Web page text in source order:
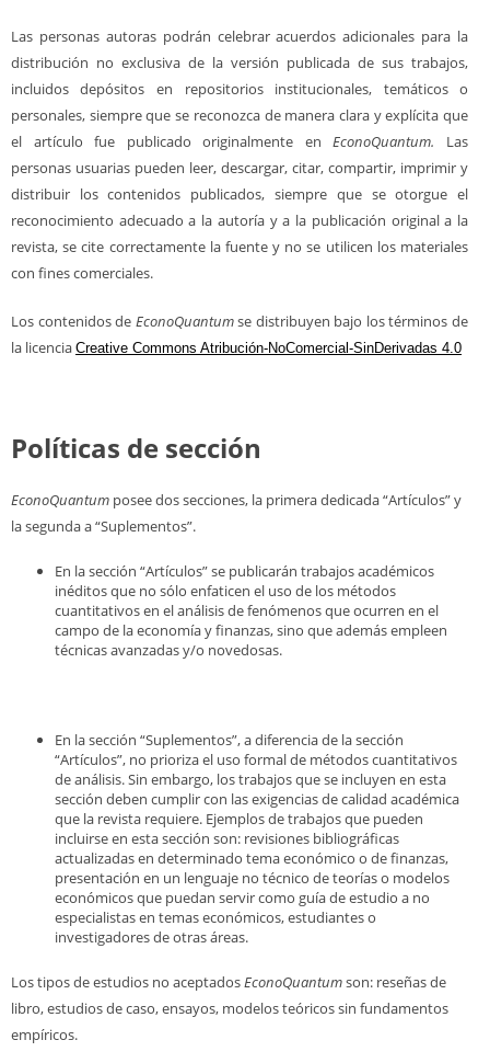
Las personas autoras podrán celebrar acuerdos adicionales para la
distribución no exclusiva de la versión publicada de sus trabajos,
incluidos depósitos en repositorios institucionales, temáticos o
personales, siempre que se reconozca de manera clara y explícita que
el artículo fue publicado originalmente enEconoQuantum. Las
personas usuarias pueden leer, descargar, citar, compartir, imprimir y
distribuir los contenidos publicados, siempre que se otorgue el
reconocimiento adecuado a la autoría y a la publicación original a la
revista, se cite correctamente la fuente y no se utilicen los materiales
con fines comerciales.
Los contenidos de EconoQuantumse distribuyen bajo los términos de
la licencia Creative Commons Atribución-NoComercial-SinDerivadas 4.0
Políticas de sección
EconoQuantumposee dos secciones, la primera dedicada “Artículos” y
la segunda a “Suplementos”.
En la sección “Artículos” se publicarán trabajos académicos
inéditos que no sólo enfaticen el uso de los métodos
cuantitativos en el análisis de fenómenos que ocurren en el
campo de la economía y finanzas, sino que además empleen
técnicas avanzadas y/o novedosas.
En la sección “Suplementos”, a diferencia de la sección
“Artículos”, no prioriza el uso formal de métodos cuantitativos
de análisis. Sin embargo, los trabajos que se incluyen en esta
sección deben cumplir con las exigencias de calidad académica
que la revista requiere. Ejemplos de trabajos que pueden
incluirse en esta sección son: revisiones bibliográficas
actualizadas en determinado tema económico o de finanzas,
presentación en un lenguaje no técnico de teorías o modelos
económicos que puedan servir como guía de estudio a no
especialistas en temas económicos, estudiantes o
investigadores de otras áreas.
Los tipos de estudios no aceptadosEconoQuantumson: reseñas de
libro, estudios de caso, ensayos, modelos teóricos sin fundamentos
empíricos.